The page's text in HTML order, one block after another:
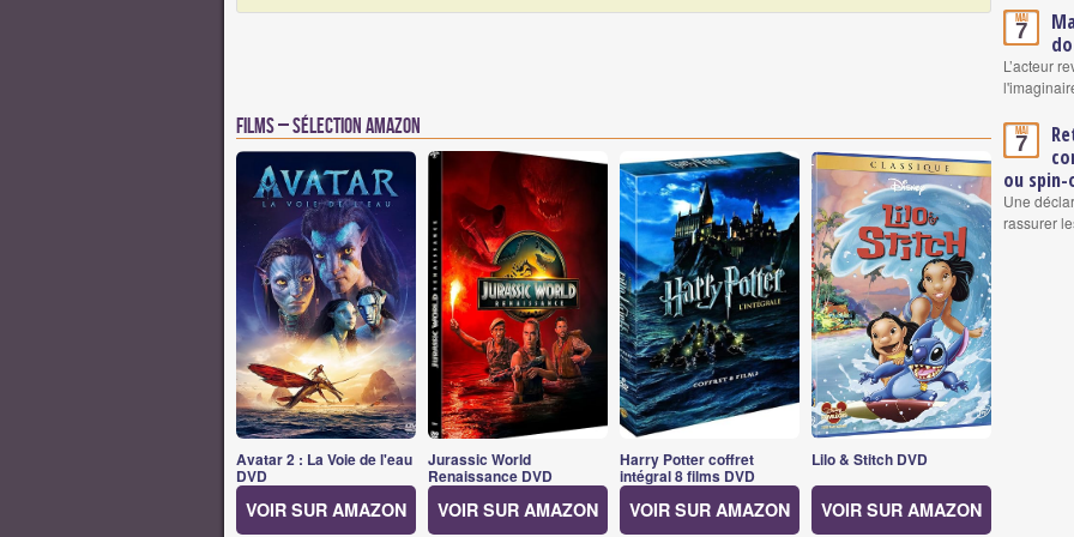
Films – Sélection Amazon
Avatar 2 : La Voie de l'eau
DVD
VOIR SUR AMAZON
Jurassic World
Renaissance DVD
VOIR SUR AMAZON
Harry Potter coffret
intégral 8 films DVD
VOIR SUR AMAZON
Lilo & Stitch DVD
VOIR SUR AMAZON
Mai
7
L’acteur
Mai
7
ou
Une
rassurer